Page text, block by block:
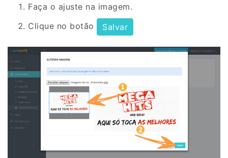
Faça o ajuste na imagem.
Clique no botão
Salvar